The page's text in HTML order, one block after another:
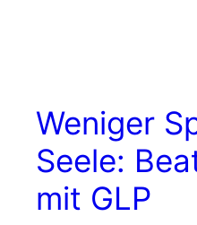
Weniger
Seele:
mit GLP